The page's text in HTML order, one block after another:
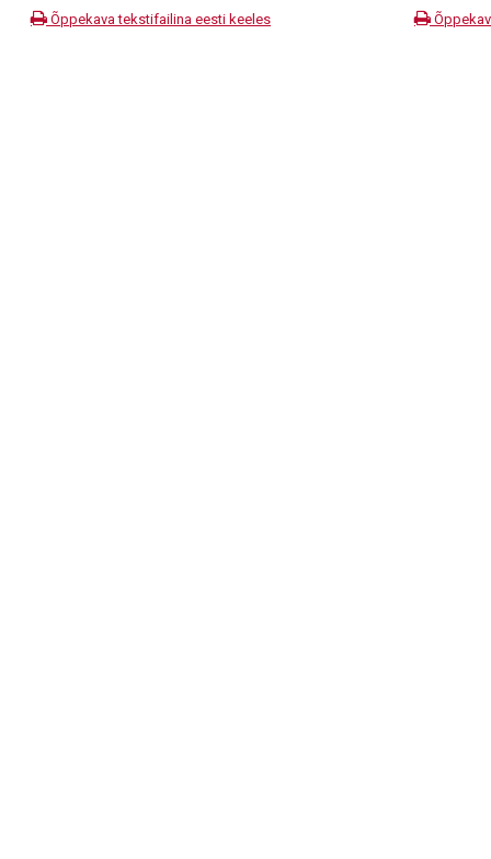
Õppekava tekstifailina eesti keeles